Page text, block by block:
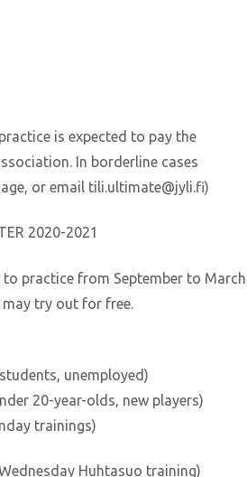
is expected to pay the
In borderline cases
or email tili.ultimate@jyli.fi)
2020-2021
practice from September to March
may try out for free.
unemployed)
20-year-olds, new players)
trainings)
Huhtasuo training)